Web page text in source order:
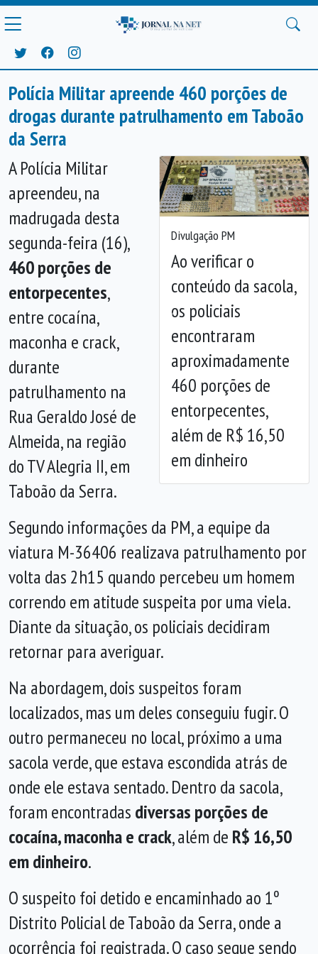
Polícia Militar apreende 460 porções de
drogas durante patrulhamento em Taboão
da Serra
Divulgação PM
Ao verificar o
conteúdo da sacola,
os policiais
encontraram
aproximadamente
460 porções de
entorpecentes,
além de R$ 16,50
em dinheiro
A Polícia Militar
apreendeu, na
madrugada desta
segunda-feira (16),
460 porções de
entorpecentes,
entre cocaína,
maconha e crack,
durante
patrulhamento na
Rua Geraldo José de
Almeida, na região
do TV Alegria II, em
Taboão da Serra.
Segundo informações da PM, a equipe da
viatura M-36406 realizava patrulhamento por
volta das 2h15 quando percebeu um homem
correndo em atitude suspeita por uma viela.
Diante da situação, os policiais decidiram
retornar para averiguar.
Na abordagem, dois suspeitos foram
localizados, mas um deles conseguiu fugir. O
outro permaneceu no local, próximo a uma
sacola verde, que estava escondida atrás de
onde ele estava sentado. Dentro da sacola,
foram encontradas diversas porções de
cocaína, maconha e crack, além de R$ 16,50
em dinheiro.
O suspeito foi detido e encaminhado ao 1º
Distrito Policial de Taboão da Serra, onde a
ocorrência foi registrada. O caso segue sendo